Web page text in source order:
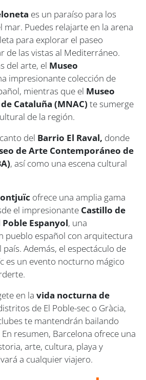
es un paraíso para los
mar. Puedes relajarte en la arena
para explorar el paseo
de las vistas al Mediterráneo.
del arte, el Museo
impresionante colección de
mientras que el Museo
Cataluña (MNAC) te sumerge
de la región.
del Barrio El Raval, donde
de Arte Contemporáneo de
, así como una escena cultural
ofrece una amplia gama
el impresionante Castillo de
Espanyol, una
pueblo español con arquitectura
Además, el espectáculo de
es un evento nocturno mágico
en la vida nocturna de
de El Poble-sec o Gràcia,
te mantendrán bailando
resumen, Barcelona ofrece una
arte, cultura, playa y
a cualquier viajero.